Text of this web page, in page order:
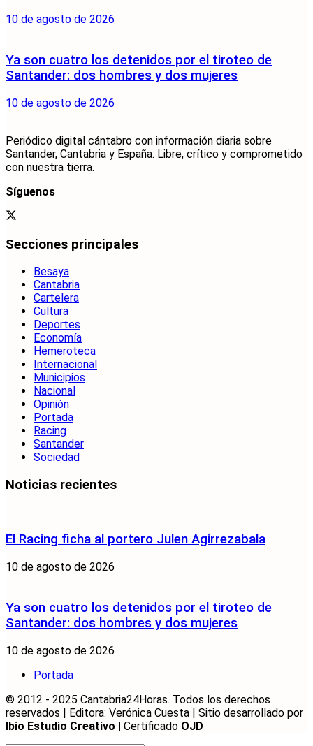
10 de agosto de 2026
Ya son cuatro los detenidos por el tiroteo de
Santander: dos hombres y dos mujeres
10 de agosto de 2026
Periódico digital cántabro con información diaria sobre
Santander, Cantabria y España. Libre, crítico y comprometido
con nuestra tierra.
Síguenos
Secciones principales
Besaya
Cantabria
Cartelera
Cultura
Deportes
Economía
Hemeroteca
Internacional
Municipios
Nacional
Opinión
Portada
Racing
Santander
Sociedad
Noticias recientes
El Racing ficha al portero Julen Agirrezabala
10 de agosto de 2026
Ya son cuatro los detenidos por el tiroteo de
Santander: dos hombres y dos mujeres
10 de agosto de 2026
Portada
© 2012 - 2025 Cantabria24Horas. Todos los derechos
reservados | Editora: Verónica Cuesta | Sitio desarrollado por
Ibio Estudio Creativo | Certificado OJD